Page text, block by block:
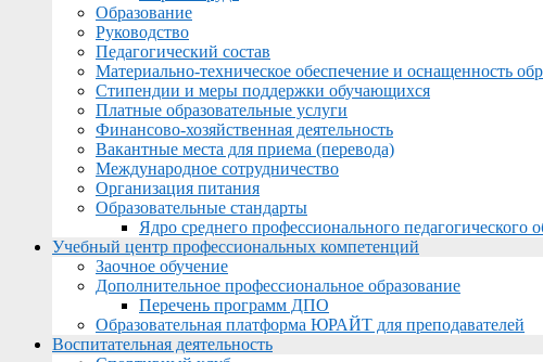
Образование
Руководство
Педагогический состав
Материально-техническое обеспечение и оснащенность
Стипендии и меры поддержки обучающихся
Платные образовательные услуги
Финансово-хозяйственная деятельность
Вакантные места для приема (перевода)
Международное сотрудничество
Организация питания
Образовательные стандарты
Ядро среднего профессионального педагогического
Учебный центр профессиональных компетенций
Заочное обучение
Дополнительное профессиональное образование
Перечень программ ДПО
Образовательная платформа ЮРАЙТ для преподавателей
Воспитательная деятельность